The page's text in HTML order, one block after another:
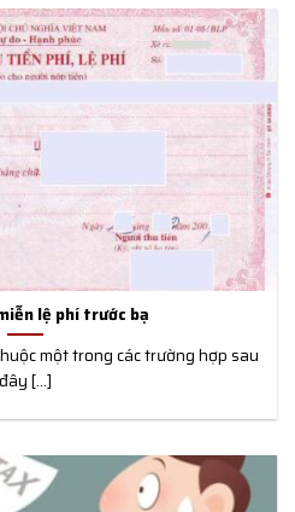
lệ phí trước bạ
một trong các trường hợp sau
đây [...]